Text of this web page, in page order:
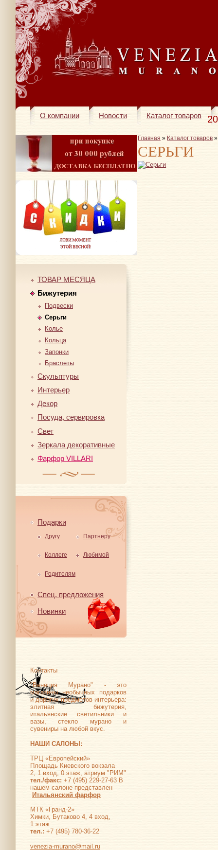
О компании Новости Каталог товаров
ТОВАР МЕСЯЦА
Бижутерия
Подвески
Серьги
Колье
Кольца
Запонки
Браслеты
Скульптуры
Интерьер
Декор
Посуда, сервировка
Свет
Зеркала декоративные
Фарфор VILLARI
Подарки
Другу Партнеру
Коллеге Любимой
Родителям
Спец. предложения
Новинки
Контакты
"Венеция Мурано" - это
магазины необычных подарков
и дорогих предметов интерьера:
элитная бижутерия,
итальянские светильники и
вазы, стекло мурано и
сувениры на любой вкус.
НАШИ САЛОНЫ:
ТРЦ «Европейский»
Площадь Киевского вокзала
2, 1 вход, 0 этаж, атриум "РИМ"
тел./факс: +7 (495) 229-27-63 В
нашем салоне представлен
Итальянский фарфор
МТК «Гранд-2»
Химки, Бутаково 4, 4 вход,
1 этаж
тел.: +7 (495) 780-36-22
venezia-murano@mail.ru
Главная » Каталог товаров
СЕРЬГИ